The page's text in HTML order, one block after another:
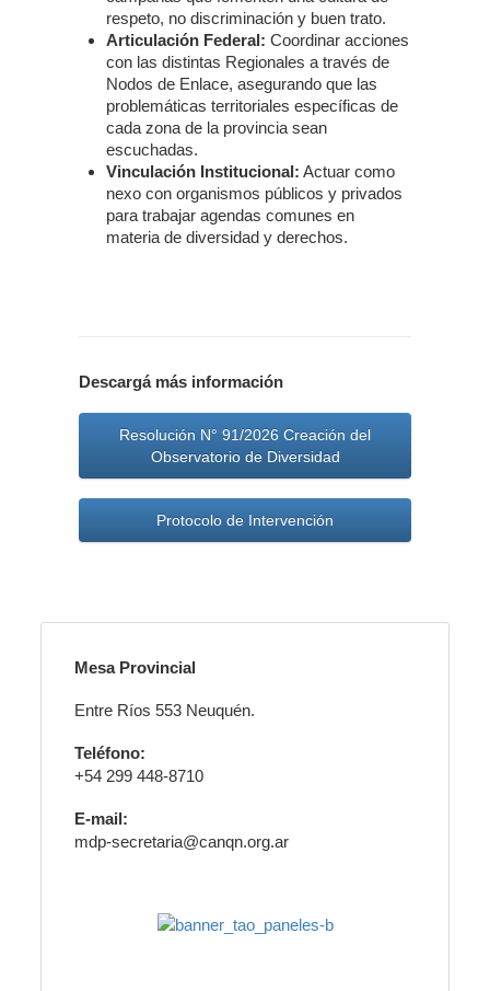
respeto, no discriminación y buen trato.
Articulación Federal: Coordinar acciones
con las distintas Regionales a través de
Nodos de Enlace, asegurando que las
problemáticas territoriales específicas de
cada zona de la provincia sean
escuchadas.
Vinculación Institucional: Actuar como
nexo con organismos públicos y privados
para trabajar agendas comunes en
materia de diversidad y derechos.
Descargá más información
Resolución N° 91/2026 Creación del
Observatorio de Diversidad
Protocolo de Intervención
Mesa Provincial
Entre Ríos 553 Neuquén.
Teléfono:
+54 299 448-8710
E-mail:
mdp-secretaria@canqn.org.ar